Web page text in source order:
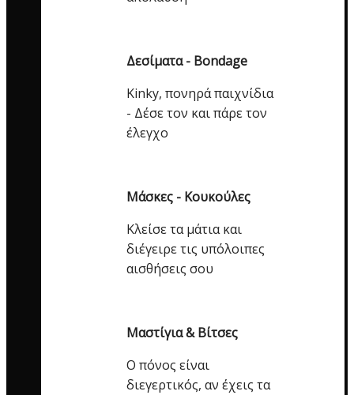
Δεσίματα - Bondage
Kinky, πονηρά παιχνίδια
- Δέσε τον και πάρε τον
έλεγχο
Μάσκες - Κουκούλες
Κλείσε τα μάτια και
διέγειρε τις υπόλοιπες
αισθήσεις σου
Μαστίγια & Βίτσες
Ο πόνος είναι
διεγερτικός, αν έχεις τα